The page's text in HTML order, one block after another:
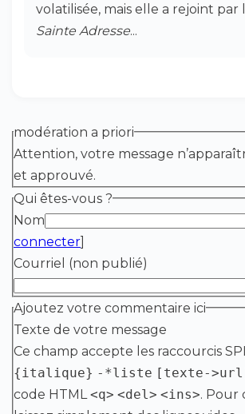
volatilisée, mais elle a rejoint par
Sainte Adresse...
modération a priori
Attention, votre message
et approuvé.
Qui êtes-vous ?
Nom
connecter]
Courriel (non publié)
Ajoutez votre commentaire ici
Texte de votre message
Ce champ accepte les raccourcis
{italique} -*liste [texte-
code HTML <q> <del> <ins>. Pour